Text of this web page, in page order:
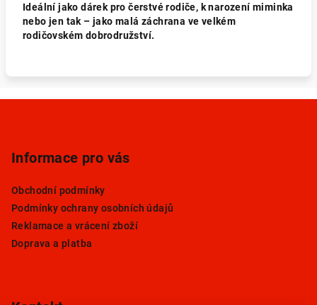
Ideální jako dárek pro čerstvé rodiče, k narození miminka
nebo jen tak – jako malá záchrana ve velkém
rodičovském dobrodružství.
Informace pro vás
Obchodní podmínky
Podmínky ochrany osobních údajů
Reklamace a vrácení zboží
Doprava a platba